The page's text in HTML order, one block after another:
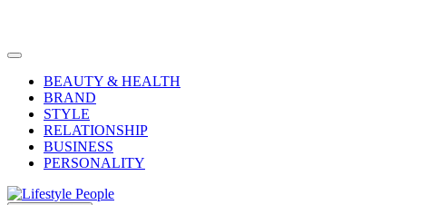
Off
CanvasBEAUTY & HEALTH
BRAND
STYLE
RELATIONSHIP
BUSINESS
PERSONALITY